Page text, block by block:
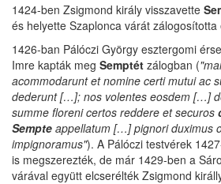
1424-ben Zsigmond király visszavette
és helyette Szaplonca várát zálogosította
1426-ban Pálóczi György esztergomi
Imre kapták meg Semptét zálogban (
acommodarunt et nomine certi mutui ac
dederunt […]; nos volentes eosdem […]
summe floreni certos reddere et securos
Sempte appellatum […] pignori duximus
impignoramus"). A Pálóczi testvérek
is megszerezték, de már 1429-ben a
várával együtt elcserélték Zsigmond